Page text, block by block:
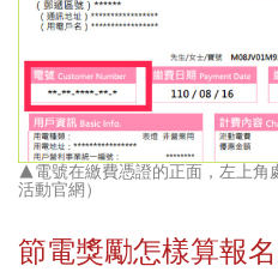
▲電號在繳費憑證的正面，左上角
活動官網）
節電獎勵怎樣算報